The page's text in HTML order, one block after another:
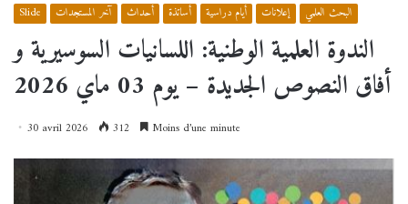
Slide آخر المستجدات أحداث أساتذة أيام دراسية إعلانات البحث العلمي
الندوة العلمية الوطنية: اللسانيات السوسيرية و
أفاق النصوص الجديدة – يوم 03 ماي 2026
30 avril 2026 312 Moins d’une minute